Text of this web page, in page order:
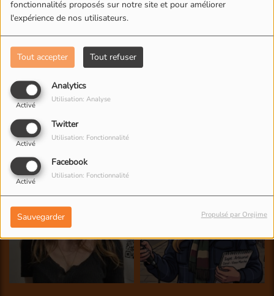
fonctionnalités proposés sur notre site et pour améliorer
l'expérience de nos utilisateurs.
Tout accepter Tout refuser
Analytics
Activé
Utilisation: Analyse
Twitter
Activé
Utilisation: Fonctionnalité
Facebook
Activé
Utilisation: Fonctionnalité
Sauvegarder Propulsé par Orejime